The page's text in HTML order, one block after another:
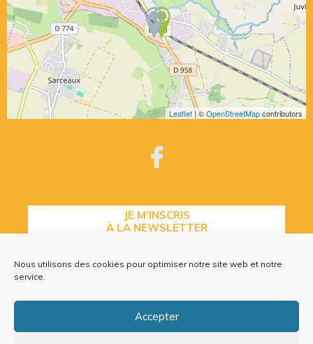
Nous utilisons des cookies pour optimiser notre site web et notre
service.
Accepter
Leaflet | ©OpenStreetMapcontributors
JE M’INSCRIS
À LA NEWSLETTER